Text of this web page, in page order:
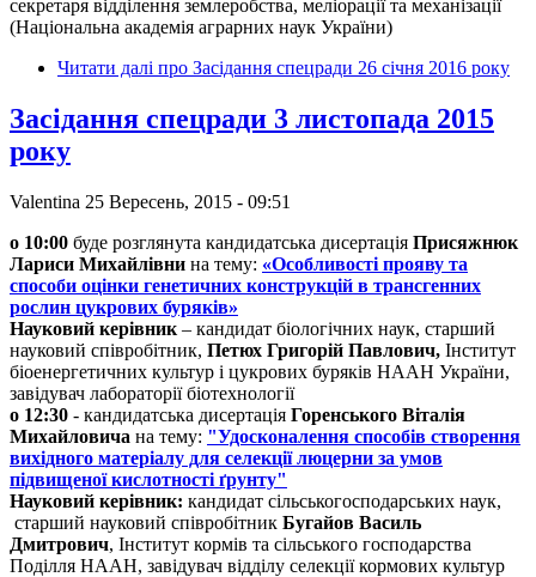
секретаря відділення землеробства, меліорації та механізації
(Національна академія аграрних наук України)
Читати далі про Засідання спецради 26 січня 2016 року
Засідання спецради 3 листопада 2015
року
Valentina 25 Вересень, 2015 - 09:51
о 10:00 буде розглянута кандидатська дисертація Присяжнюк
Лариси Михайлівни на тему: «Особливості прояву та
способи оцінки генетичних конструкцій в трансгенних
рослин цукрових буряків»
Науковий керівник – кандидат біологічних наук, старший
науковий співробітник, Петюх Григорій Павлович, Інститут
біоенергетичних культур і цукрових буряків НААН України,
завідувач лабораторії біотехнології
о 12:30 - кандидатська дисертація Горенського Віталія
Михайловича на тему: "Удосконалення способів створення
вихідного матеріалу для селекції люцерни за умов
підвищеної кислотності ґрунту"
Науковий керівник: кандидат сільськогосподарських наук,
старший науковий співробітник Бугайов Василь
Дмитрович, Інститут кормів та сільського господарства
Поділля НААН, завідувач відділу селекції кормових культур